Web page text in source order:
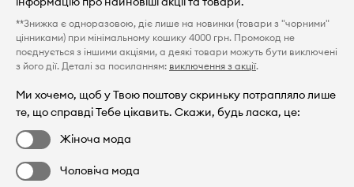
**Знижка є одноразовою, діє лише на новинки (товари з "чорними"
цінниками) при мінімальному кошику 4000 грн. Промокод не
поєднується з іншими акціями, а деякі товари можуть бути виключені
з його дії. Деталі за посиланням: виключення з акції.
Ми хочемо, щоб у Твою поштову скриньку потрапляло лише
те, що справді Тебе цікавить. Скажи, будь ласка, це:
Жіноча мода
Чоловіча мода